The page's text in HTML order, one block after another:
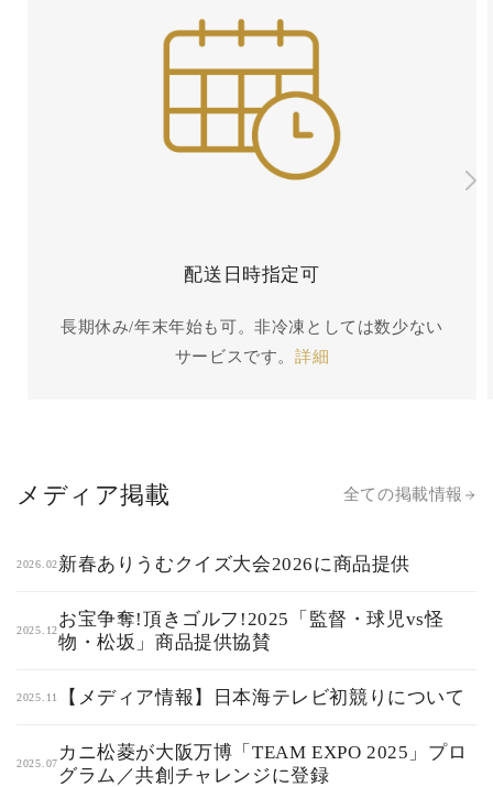
配送日時指定可
長期休み/年末年始も可。非冷凍としては数少ない
サービスです。 詳細
メディア掲載 全ての掲載情報
2026.02新春ありうむクイズ大会2026に商品提供
2025.12
お宝争奪!頂きゴルフ!2025「監督・球児vs怪
物・松坂」商品提供協賛
2025.11 【メディア情報】日本海テレビ初競りについて
2025.07
カニ松菱が大阪万博「TEAM EXPO 2025」プロ
グラム／共創チャレンジに登録